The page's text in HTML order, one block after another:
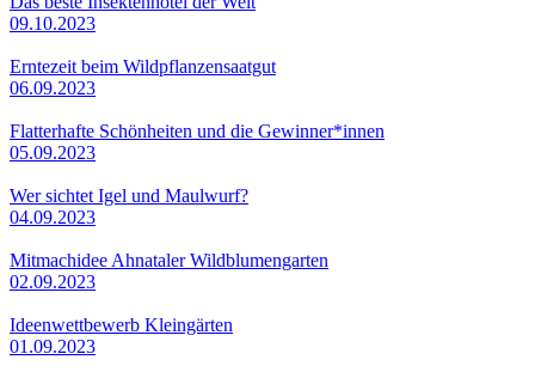
09.10.2023
Erntezeit beim Wildpflanzensaatgut
06.09.2023
Flatterhafte Schönheiten und die Gewinner*innen
05.09.2023
Wer sichtet Igel und Maulwurf?
04.09.2023
Mitmachidee Ahnataler Wildblumengarten
02.09.2023
Ideenwettbewerb Kleingärten
01.09.2023